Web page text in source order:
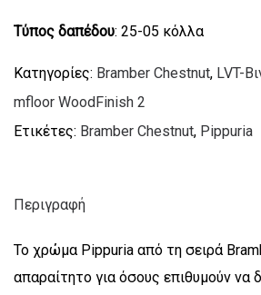
Τύπος δαπέδου: 25-05 κόλλα
Κατηγορίες: Bramber Chestnut, LVT-
mfloor WoodFinish 2
Ετικέτες: Bramber Chestnut, Pippuria
Περιγραφή
Το χρώμα Pippuria από τη σειρά
απαραίτητο για όσους επιθυμούν να